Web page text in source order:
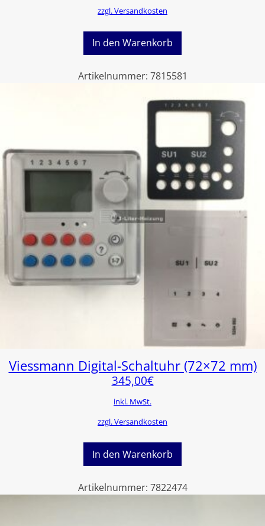
zzgl. Versandkosten
In den Warenkorb
Artikelnummer: 7815581
Viessmann Digital-Schaltuhr (72×72 mm)
345,00€
inkl. MwSt.
zzgl. Versandkosten
In den Warenkorb
Artikelnummer: 7822474